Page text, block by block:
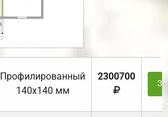
Профилированный
140х140 мм
2300700